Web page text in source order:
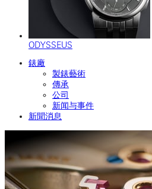
ODYSSEUS
錶廠
製錶藝術
傳承
公司
新闻与事件
新聞消息